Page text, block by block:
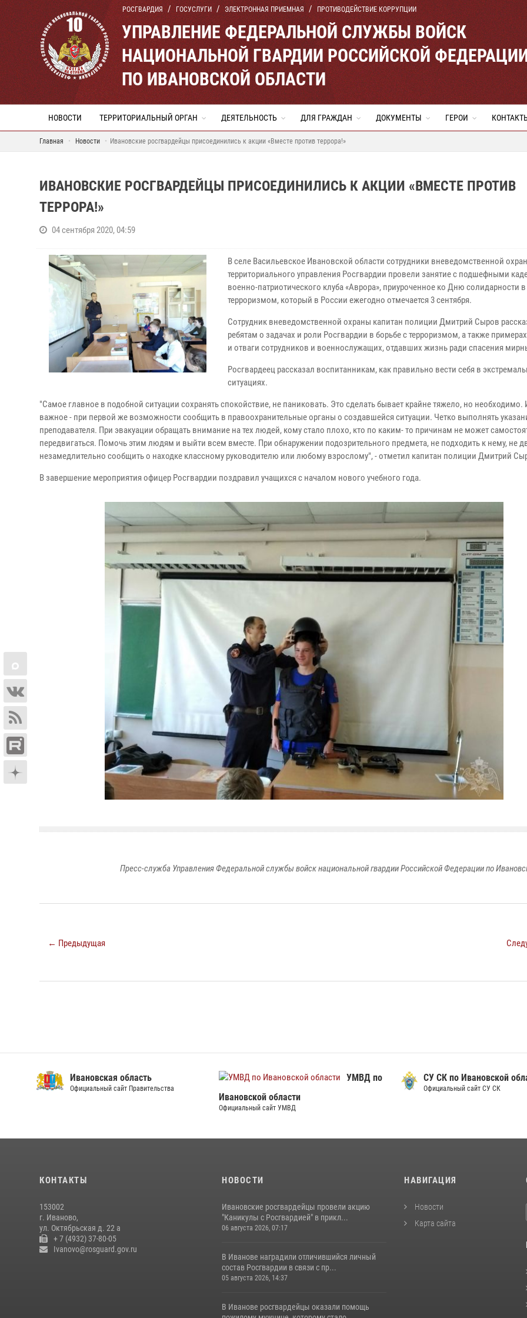
РОСГВАРДИЯ ГОСУСЛУГИ ЭЛЕКТРОННАЯ ПРИЕМНАЯ ПРОТИВОДЕЙСТВИЕ КОРРУПЦИИ
УПРАВЛЕНИЕ ФЕДЕРАЛЬНОЙ СЛУЖБЫ ВОЙСК
НАЦИОНАЛЬНОЙ ГВАРДИИ РОССИЙСКОЙ
ПО ИВАНОВСКОЙ ОБЛАСТИ
НОВОСТИ ТЕРРИТОРИАЛЬНЫЙ ОРГАН ДЕЯТЕЛЬНОСТЬ ДЛЯ ГРАЖДАН ДОКУМЕНТЫ ГЕРОИ
Главная Новости Ивановские росгвардейцы присоединились к акции «Вместе против террора!»
ИВАНОВСКИЕ РОСГВАРДЕЙЦЫ ПРИСОЕДИНИЛИСЬ К АКЦИИ «ВМЕСТЕ ПРОТИВ
ТЕРРОРА!»
04 сентября 2020, 04:59
В селе Васильевское Ивановской области сотрудники вневедомственной
территориального управления Росгвардии провели занятие с подшефными
военно-патриотического клуба «Аврора», приуроченное ко Дню солидарности в
терроризмом, который в России ежегодно отмечается 3 сентября.
Сотрудник вневедомственной охраны капитан полиции Дмитрий Сыров
ребятам о задачах и роли Росгвардии в борьбе с терроризмом, а также
и отваги сотрудников и военнослужащих, отдавших жизнь ради спасения
Росгвардеец рассказал воспитанникам, как правильно вести себя в
ситуациях.
"Самое главное в подобной ситуации сохранять спокойствие, не паниковать. Это сделать бывает крайне тяжело, но необходимо.
важное - при первой же возможности сообщить в правоохранительные органы о создавшейся ситуации. Четко выполнять
преподавателя. При эвакуации обращать внимание на тех людей, кому стало плохо, кто по каким- то причинам не может
передвигаться. Помочь этим людям и выйти всем вместе. При обнаружении подозрительного предмета, не подходить к нему, не
незамедлительно сообщить о находке классному руководителю или любому взрослому", - отметил капитан полиции Дмитрий
В завершение мероприятия офицер Росгвардии поздравил учащихся с началом нового учебного года.
Пресс-служба Управления Федеральной службы войск национальной гвардии Российской Федерации по
← Предыдущая
Ивановская область
Официальный сайт Правительства
УМВД по
Ивановской области
Официальный сайт УМВД
СУ СК по Ивановской
Официальный сайт СУ СК
КОНТАКТЫ
153002
г. Иваново,
ул. Октябрьская д. 22 а
+ 7 (4932) 37-80-05
Ivanovo@rosguard.gov.ru
НОВОСТИ
Ивановские росгвардейцы провели акцию
"Каникулы с Росгвардией" в прикл...
06 августа 2026, 07:17
В Иванове наградили отличившийся личный
состав Росгвардии в связи с пр...
05 августа 2026, 14:37
В Иванове росгвардейцы оказали помощь
НАВИГАЦИЯ
Новости
Карта сайта